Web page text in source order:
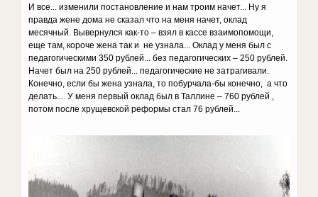
И все... изменили постановление и нам троим начет... Ну я
правда жене дома не сказал что на меня начет, оклад
месячный. Вывернулся как-то – взял в кассе взаимопомощи,
еще там, короче жена так и не узнала... Оклад у меня был с
педагогическими 350 рублей... без педагогических – 250 рублей.
Начет был на 250 рублей... педагогические не затрагивали.
Конечно, если бы жена узнала, то побурчала-бы конечно, а что
делать... У меня первый оклад был в Таллине – 760 рублей ,
потом после хрущевской реформы стал 76 рублей...